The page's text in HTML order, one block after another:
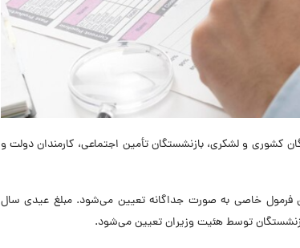
کشوری و لشکری، بازنشستگان تأمین اجتماعی، کارمندان دولت و
فرمول خاصی به صورت جداگانه تعیین می‌شود. مبلغ عیدی سال